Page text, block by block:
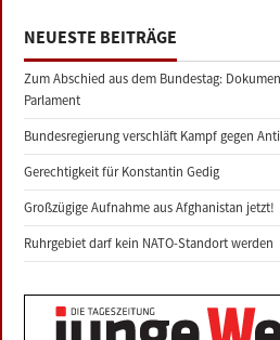
NEUESTE BEITRÄGE
Zum Abschied aus dem Bundestag:
Parlament
Bundesregierung verschläft Kampf gegen
Gerechtigkeit für Konstantin Gedig
Großzügige Aufnahme aus Afghanistan jetzt!
Ruhrgebiet darf kein NATO-Standort werden